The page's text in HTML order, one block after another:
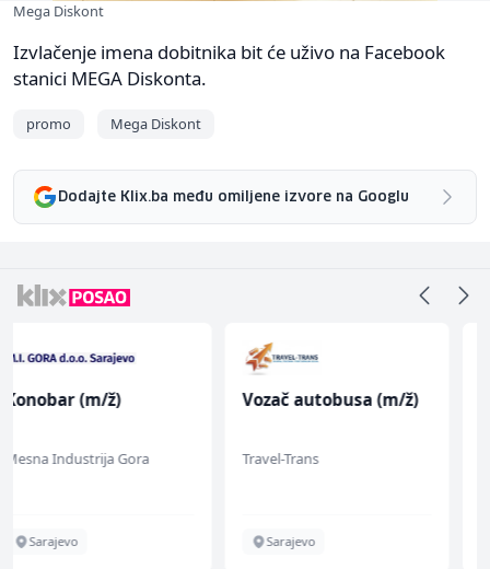
Mega Diskont
Izvlačenje imena dobitnika bit će uživo na Facebook
stanici MEGA Diskonta.
promo Mega Diskont
Dodajte Klix.ba među omiljene izvore na Googlu
Vozač autobusa (m/ž)
Travel-Trans
Sarajevo
Junior Marketing &
Mars Connect
Sarajevo